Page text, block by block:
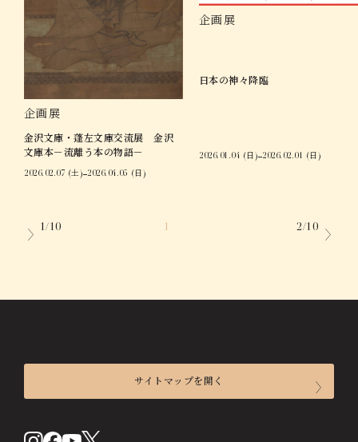
企画展
金沢文庫・蓬左文庫交流展 金沢
文庫本－流離う本の物語－
2026.02.07 (土) 2026.04.05 (日)
企画展
日本の神々降臨
2026.01.04 (日) 2026.02.01 (日)
1/10 1 2/10
サイトマップを開く